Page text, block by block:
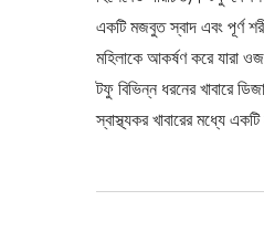
একটি মজবুত স্বাদ এবং পূর্ণ
মহিলাকে আকর্ষণ করে যারা
টফু বিভিন্ন ধরনের খাবারে
স্বাস্থ্যকর খাবারের মধ্যে